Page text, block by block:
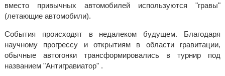
вместо привычных автомобилей используются "гравы"
(летающие автомобили).
События происходят в недалеком будущем. Благодаря
научному прогрессу и открытиям в области гравитации,
обычные автогонки трансформировались в турнир под
названием "Антигравиатор" .